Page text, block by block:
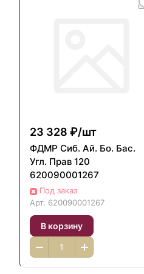
23 328 ₽/шт
ФДМP Сиб. Ай. Бо. Бас.
Угл. Прав 120
620090001267
Под заказ
Арт. 620090001267
В корзину